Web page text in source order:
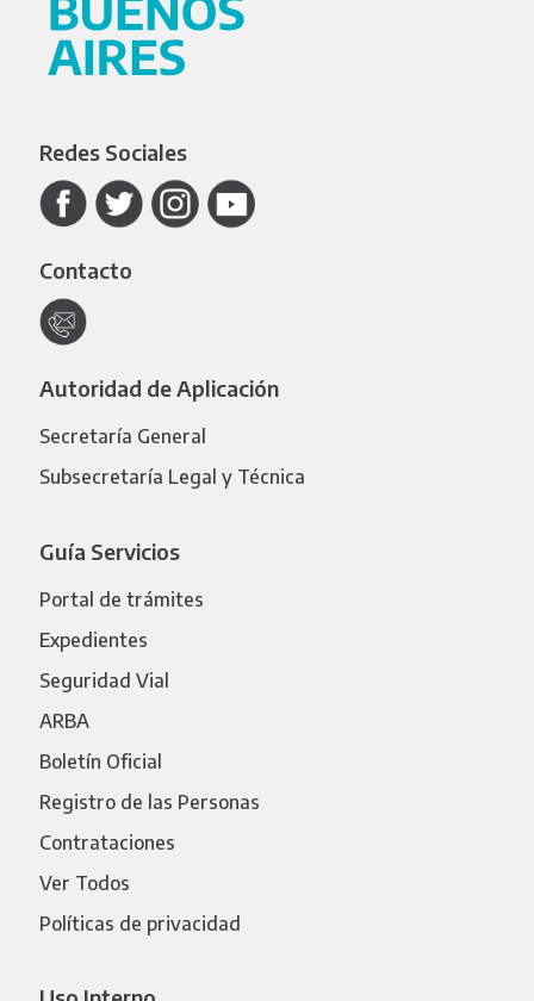
Redes Sociales
Contacto
Autoridad de Aplicación
Secretaría General
Subsecretaría Legal y Técnica
Guía Servicios
Portal de trámites
Expedientes
Seguridad Vial
ARBA
Boletín Oficial
Registro de las Personas
Contrataciones
Ver Todos
Políticas de privacidad